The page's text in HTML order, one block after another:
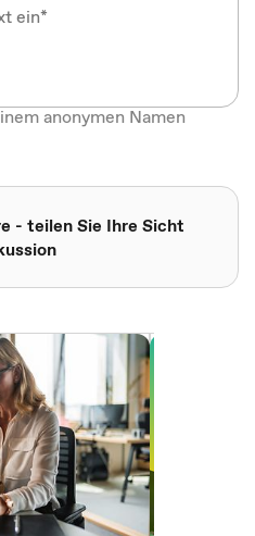
anonymen Namen
- teilen Sie Ihre Sicht